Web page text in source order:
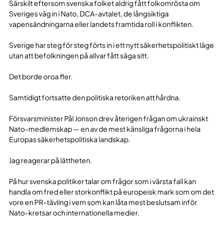
Särskilt eftersom svenska folket aldrig fått folkomrösta om
Sveriges väg in i Nato, DCA-avtalet, de långsiktiga
vapensändningarna eller landets framtida roll i konflikten.
Sverige har steg för steg förts in i ett nytt säkerhetspolitiskt läge
utan att befolkningen på allvar fått säga sitt.
Det borde oroa fler.
Samtidigt fortsatte den politiska retoriken att hårdna.
Försvarsminister Pål Jonson drev återigen frågan om ukrainskt
Nato-medlemskap — en av de mest känsliga frågorna i hela
Europas säkerhetspolitiska landskap.
Jag reagerar på lättheten.
På hur svenska politiker talar om frågor som i värsta fall kan
handla om fred eller storkonflikt på europeisk mark som om det
vore en PR-tävling i vem som kan låta mest beslutsam inför
Nato-kretsar och internationella medier.